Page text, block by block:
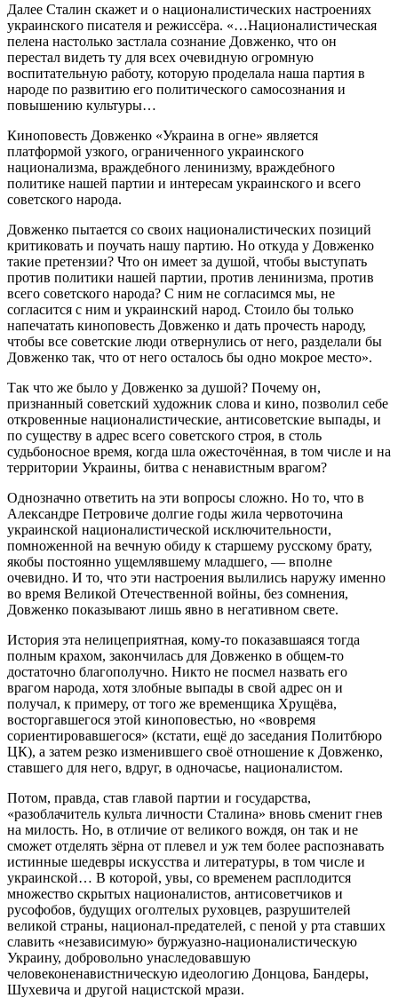
Далее Сталин скажет и о националистических настроениях
украинского писателя и режиссёра. «…Националистическая
пелена настолько застлала сознание Довженко, что он
перестал видеть ту для всех очевидную огромную
воспитательную работу, которую проделала наша партия в
народе по развитию его политического самосознания и
повышению культуры…
Киноповесть Довженко «Украина в огне» является
платформой узкого, ограниченного украинского
национализма, враждебного ленинизму, враждебного
политике нашей партии и интересам украинского и всего
советского народа.
Довженко пытается со своих националистических позиций
критиковать и поучать нашу партию. Но откуда у Довженко
такие претензии? Что он имеет за душой, чтобы выступать
против политики нашей партии, против ленинизма, против
всего советского народа? С ним не согласимся мы, не
согласится с ним и украинский народ. Стоило бы только
напечатать киноповесть Довженко и дать прочесть народу,
чтобы все советские люди отвернулись от него, разделали бы
Довженко так, что от него осталось бы одно мокрое место».
Так что же было у Довженко за душой? Почему он,
признанный советский художник слова и кино, позволил себе
откровенные националистические, антисоветские выпады, и
по существу в адрес всего советского строя, в столь
судьбоносное время, когда шла ожесточённая, в том числе и на
территории Украины, битва с ненавистным врагом?
Однозначно ответить на эти вопросы сложно. Но то, что в
Александре Петровиче долгие годы жила червоточина
украинской националистической исключительности,
помноженной на вечную обиду к старшему русскому брату,
якобы постоянно ущемлявшему младшего, — вполне
очевидно. И то, что эти настроения вылились наружу именно
во время Великой Отечественной войны, без сомнения,
Довженко показывают лишь явно в негативном свете.
История эта нелицеприятная, кому-то показавшаяся тогда
полным крахом, закончилась для Довженко в общем-то
достаточно благополучно. Никто не посмел назвать его
врагом народа, хотя злобные выпады в свой адрес он и
получал, к примеру, от того же временщика Хрущёва,
восторгавшегося этой киноповестью, но «вовремя
сориентировавшегося» (кстати, ещё до заседания Политбюро
ЦК), а затем резко изменившего своё отношение к Довженко,
ставшего для него, вдруг, в одночасье, националистом.
Потом, правда, став главой партии и государства,
«разоблачитель культа личности Сталина» вновь сменит гнев
на милость. Но, в отличие от великого вождя, он так и не
сможет отделять зёрна от плевел и уж тем более распознавать
истинные шедевры искусства и литературы, в том числе и
украинской… В которой, увы, со временем расплодится
множество скрытых националистов, антисоветчиков и
русофобов, будущих оголтелых руховцев, разрушителей
великой страны, национал-предателей, с пеной у рта ставших
славить «независимую» буржуазно-националистическую
Украину, добровольно унаследовавшую
человеконенавистническую идеологию Донцова, Бандеры,
Шухевича и другой нацистской мрази.